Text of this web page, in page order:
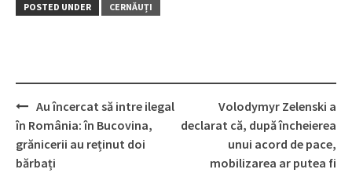
POSTED UNDER CERNĂUȚI
Post
navigation
Au încercat să intre ilegal
în România: în Bucovina,
grănicerii au reținut doi
bărbați
Volodymyr Zelenski a
declarat că, după încheierea
unui acord de pace,
mobilizarea ar putea fi